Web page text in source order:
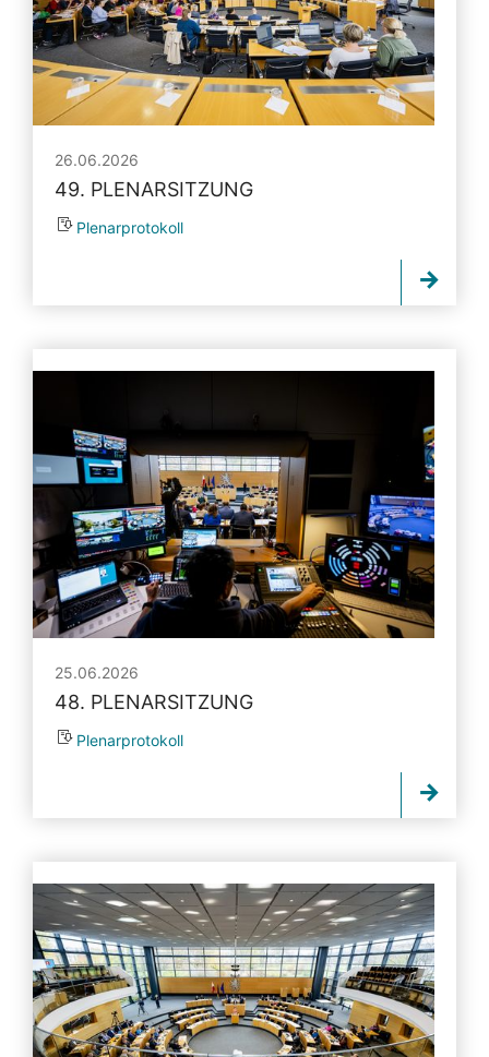
26.06.2026
49. PLENARSITZUNG
Plenarprotokoll
25.06.2026
48. PLENARSITZUNG
Plenarprotokoll